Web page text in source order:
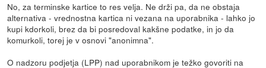
No, za terminske kartice to res velja. Ne drži pa, da ne obstaja
alternativa - vrednostna kartica ni vezana na uporabnika - lahko jo
kupi kdorkoli, brez da bi posredoval kakšne podatke, in jo da
komurkoli, torej je v osnovi "anonimna".
O nadzoru podjetja (LPP) nad uporabnikom je težko govoriti na